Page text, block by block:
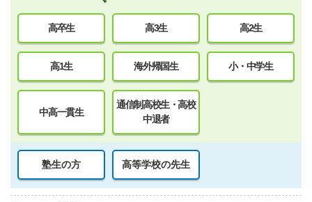
高卒生 高3生 高2生
高1生 海外帰国生 小・中学生
中高一貫生
通信制高校生・高校
中退者
塾生の方 高等学校の先生